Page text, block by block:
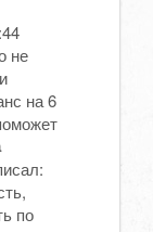
не
на 6
по